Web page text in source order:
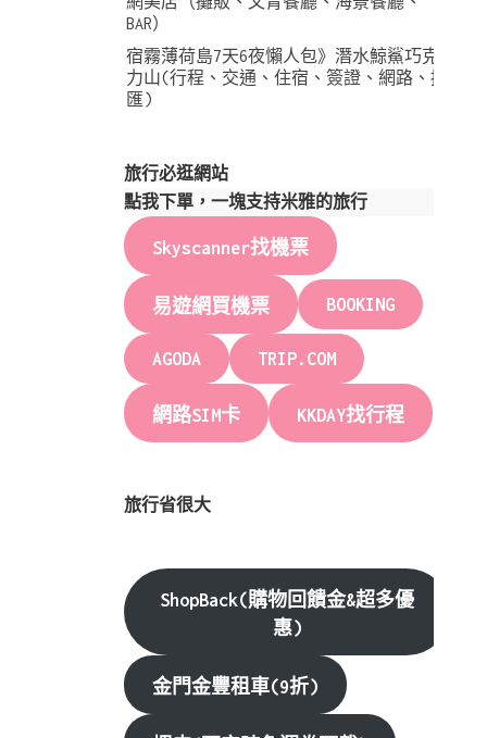
BAR）
宿霧薄荷島7天6夜懶人包》潛水鯨鯊巧克
力山(行程、交通、住宿、簽證、網路、換
匯)
旅行必逛網站
點我下單，一塊支持米雅的旅行
Skyscanner找機票
易遊網買機票 BOOKING
AGODA TRIP.COM
網路SIM卡 KKDAY找行程
旅行省很大
ShopBack(購物回饋金&超多優
惠)
金門金豐租車(9折)